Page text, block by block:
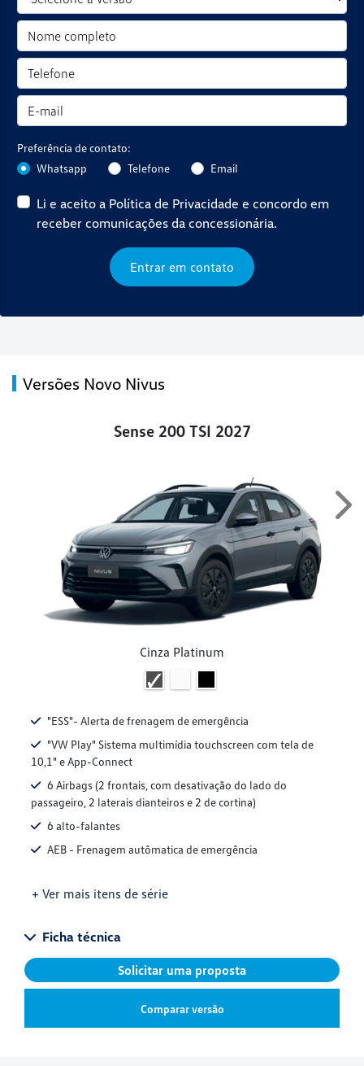
Preferência de contato:
Whatsapp
Telefone Email
Li e aceito a Política de Privacidade e concordo em
receber comunicações da concessionária.
Entrar em contato
Versões Novo Nivus
Sense 200 TSI 2027
Cinza Platinum
"ESS"- Alerta de frenagem de emergência
"VW Play" Sistema multimídia touchscreen com tela de
10,1" e App-Connect
6 Airbags (2 frontais, com desativação do lado do
passageiro, 2 laterais dianteiros e 2 de cortina)
6 alto-falantes
AEB - Frenagem autômatica de emergência
+ Ver mais itens de série
Ficha técnica
Solicitar uma proposta
Comparar versão